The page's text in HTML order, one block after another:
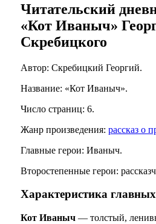
Читательский
«Кот Иваныч»
Скребицкого
Автор: Скребицкий Георгий.
Название: «Кот Иваныч».
Число страниц: 6.
Жанр произведения: рассказ о
Главные герои: Иваныч.
Второстепенные герои:
Характеристика главных
Кот Иваныч— толстый,